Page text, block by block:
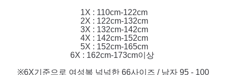
1X : 110cm-122cm
2X : 122cm-132cm
3X : 132cm-142cm
4X : 142cm-152cm
5X : 152cm-165cm
6X : 162cm-173cm이상
※6X기준으로 여성복 넉넉한 66사이즈 / 남자 95 - 100